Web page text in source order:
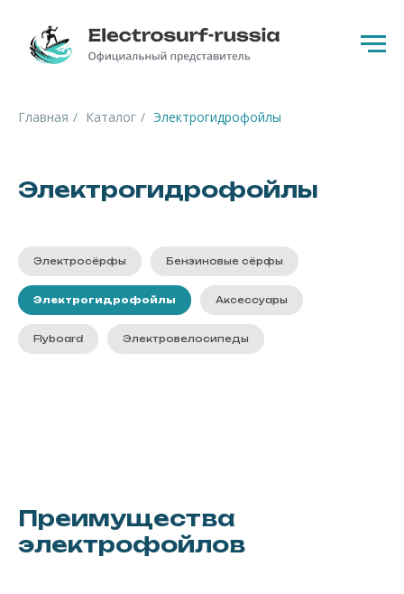
Главная / Каталог / Электрогидрофойлы
Электрогидрофойлы
Электросёрфы Бензиновые сёрфы
Электрогидрофойлы Аксессуары
Flyboard Электровелосипеды
Преимущества
электрофойлов